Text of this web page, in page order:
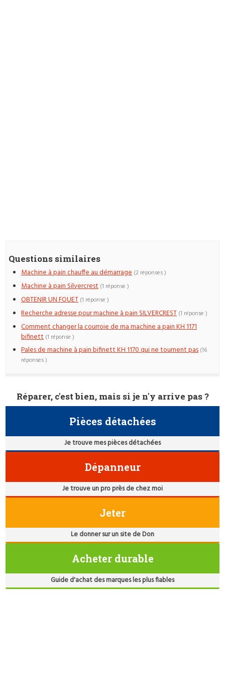
Questions similaires
Machine à pain chauffe au démarrage (2 réponses )
Machine à pain Silvercrest (1 réponse )
OBTENIR UN FOUET (1 réponse )
Recherche adresse pour machine à pain SILVERCREST (1 réponse )
Comment changer la courroie de ma machine a pain KH 1171
bifinett (1 réponse )
Pales de machine à pain bifinett KH 1170 qui ne tournent pas (16
réponses )
Réparer, c'est bien, mais si je n'y arrive pas ?
Pièces détachées
Je trouve mes pièces détachées
Dépanneur
Je trouve un pro près de chez moi
Jeter
Le donner sur un site de Don
Acheter durable
Guide d'achat des marques les plus fiables